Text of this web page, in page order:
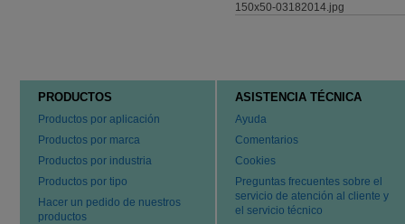
PRODUCTOS
Productos por aplicación
Productos por marca
Productos por industria
Productos por tipo
Hacer un pedido de nuestros
productos
ASISTENCIA TÉCNICA
Ayuda
Comentarios
Cookies
Preguntas frecuentes sobre el
servicio de atención al cliente y
el servicio técnico